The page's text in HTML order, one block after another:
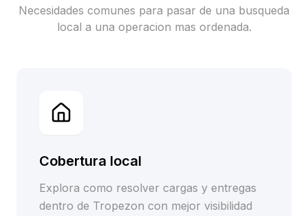
Necesidades comunes para pasar de una busqueda
local a una operacion mas ordenada.
Cobertura local
Explora como resolver cargas y entregas
dentro de Tropezon con mejor visibilidad